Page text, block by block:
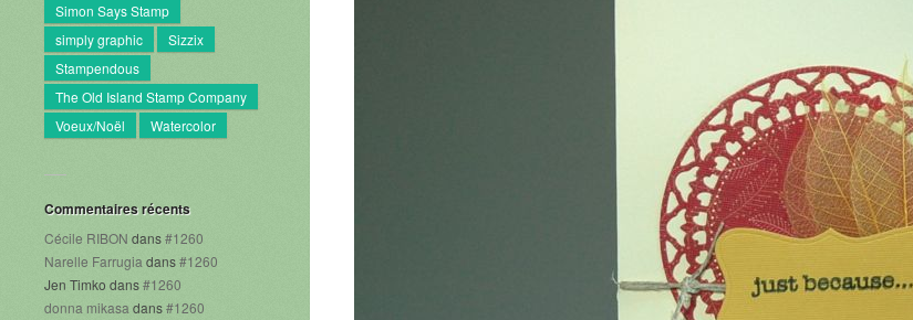
Simon Says Stamp
simply graphic
Sizzix
Stampendous
The Old Island Stamp Company
Voeux/Noël
Watercolor
Commentaires récents
Cécile RIBON dans#1260
Narelle Farrugia dans#1260
Jen Timko dans#1260
donna mikasa dans#1260